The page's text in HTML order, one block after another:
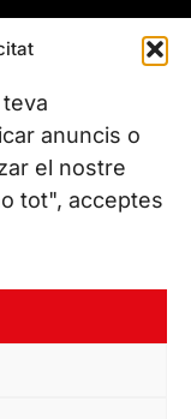
anuncis o
el nostre
tot", acceptes